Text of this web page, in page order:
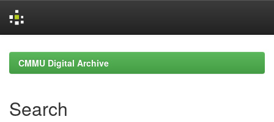
navigationCMMU Digital Archive
Search